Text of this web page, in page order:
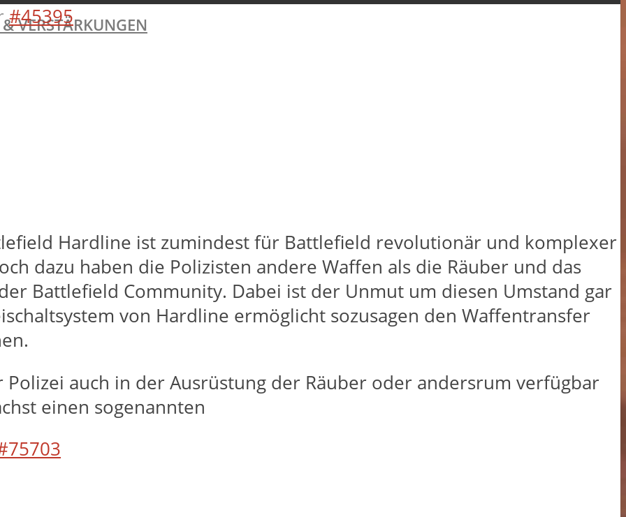
VERSTÄRKUNGEN
#45395
Hardline ist zumindest für Battlefield revolutionär und komplexer
dazu haben die Polizisten andere Waffen als die Räuber und das
Battlefield Community. Dabei ist der Unmut um diesen Umstand gar
von Hardline ermöglicht sozusagen den Waffentransfer
Polizei auch in der Ausrüstung der Räuber oder andersrum verfügbar
einen sogenannten